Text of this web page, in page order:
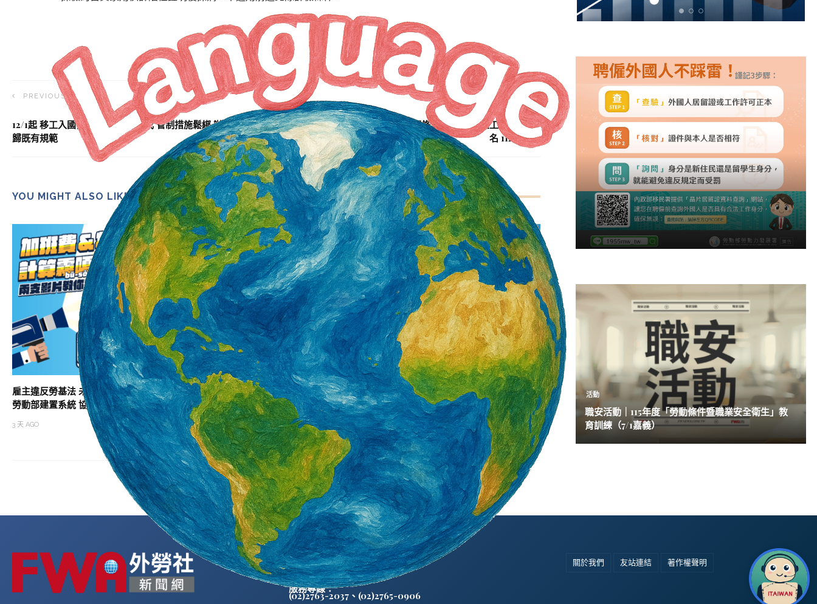
PREVIOUS ARTICLE
12/1起 移工入國健檢應於3日內完成 管制措施鬆綁 辦理時程回
歸既有規範
NEXT ARTICLE
僑外生工作評點制將額滿 勞動部修正 111年僑外生工作評點6千
名 112年比照
YOU MIGHT ALSO LIKE
雇主違反勞基法 未依法給付加班費居冠
勞動部建置系統 協助勞雇快速試算加班費
3 天 AGO
助攻職涯升級 北分署產投下半年開辦900
班次
3 天 AGO
營造類移工6月底突破3萬5千人 年增1千8
百人 一般營造增加最多
3 天 AGO
活動
職安活動｜115年度「勞動條件暨職業安全衛生」教
育訓練（7/1嘉義）
外籍勞工通訊社版權所有 ©
服務專線：
(02)2763-2037、 (02)2765-0906
關於我們 友站連結 著作權聲明